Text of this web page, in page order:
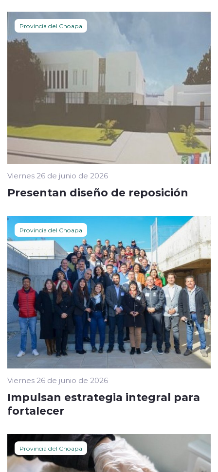
Provincia del Choapa
Viernes 26 de junio de 2026
Presentan diseño de reposición
Provincia del Choapa
Viernes 26 de junio de 2026
Impulsan estrategia integral para
fortalecer
Provincia del Choapa